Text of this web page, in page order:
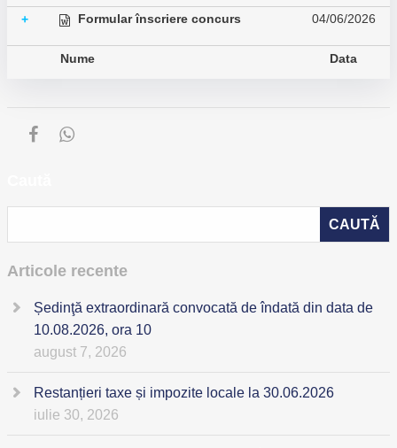
+ Formular înscriere concurs 04/06/2026
Nume Data
Articole recente
Ședinţă extraordinară convocată de îndată din data de
10.08.2026, ora 10
august 7, 2026
Restanțieri taxe și impozite locale la 30.06.2026
iulie 30, 2026